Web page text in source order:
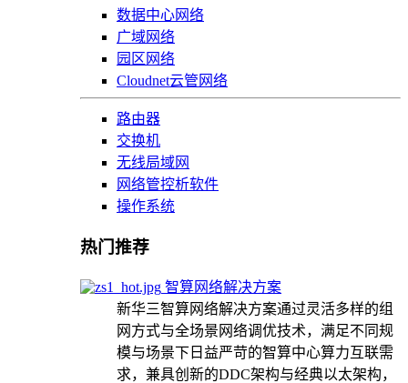
数据中心网络
广域网络
园区网络
Cloudnet云管网络
路由器
交换机
无线局域网
网络管控析软件
操作系统
热门推荐
智算网络解决方案
新华三智算网络解决方案通过灵活多样的组
网方式与全场景网络调优技术，满足不同规
模与场景下日益严苛的智算中心算力互联需
求，兼具创新的DDC架构与经典以太架构，